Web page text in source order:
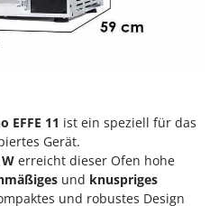
und Baumschnitt
EFFE 11 ist ein speziell für das
Gerät.
erreicht dieser Ofen hohe
und knuspriges
und robustes Design